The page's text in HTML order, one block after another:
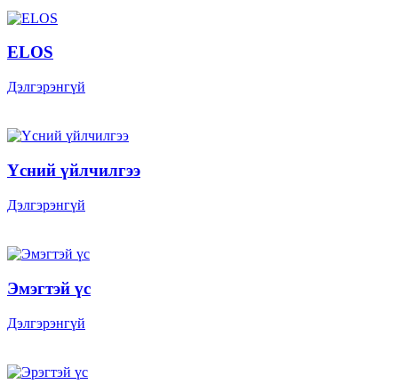
ELOS
Дэлгэрэнгүй
Үсний үйлчилгээ
Дэлгэрэнгүй
Эмэгтэй үс
Дэлгэрэнгүй